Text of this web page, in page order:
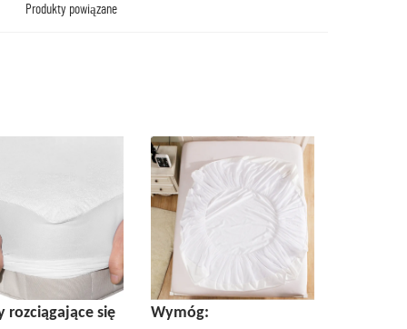
Produkty powiązane
rozciągające się Wymóg: